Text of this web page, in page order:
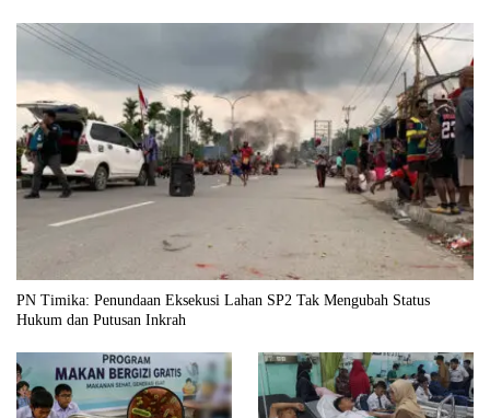
PN Timika: Penundaan Eksekusi Lahan SP2 Tak Mengubah Status
Hukum dan Putusan Inkrah